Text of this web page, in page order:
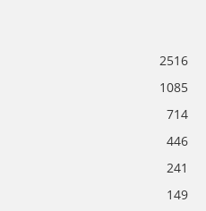
2516
1085
714
446
241
149